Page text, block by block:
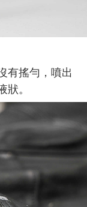
有搖勻，噴出
狀。